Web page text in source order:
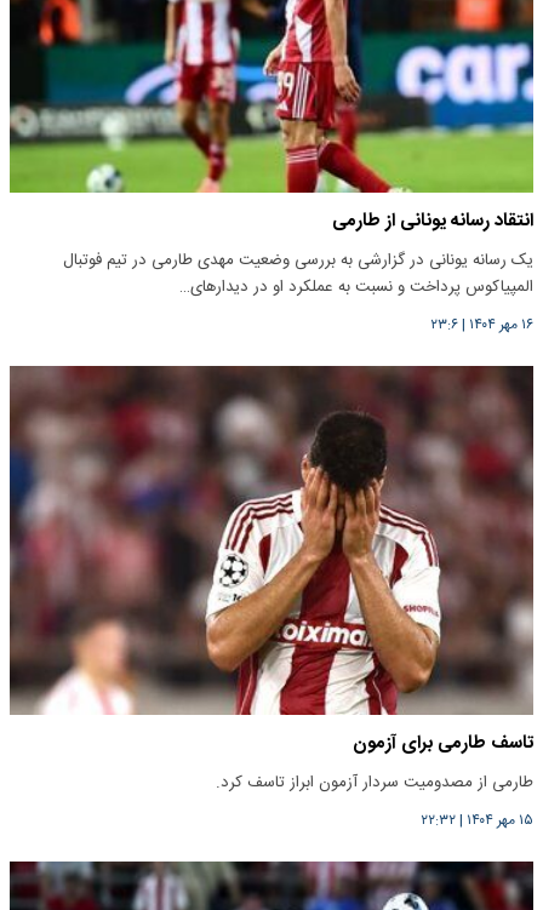
انتقاد رسانه یونانی از طارمی
یک رسانه یونانی در گزارشی به بررسی وضعیت مهدی طارمی در تیم فوتبال
المپیاکوس پرداخت و نسبت به عملکرد او در دیدارهای…
۱۶ مهر ۱۴۰۴ |۲۳:۶
تاسف طارمی برای آزمون
طارمی از مصدومیت سردار آزمون ابراز تاسف کرد.
۱۵ مهر ۱۴۰۴ |۲۲:۳۲